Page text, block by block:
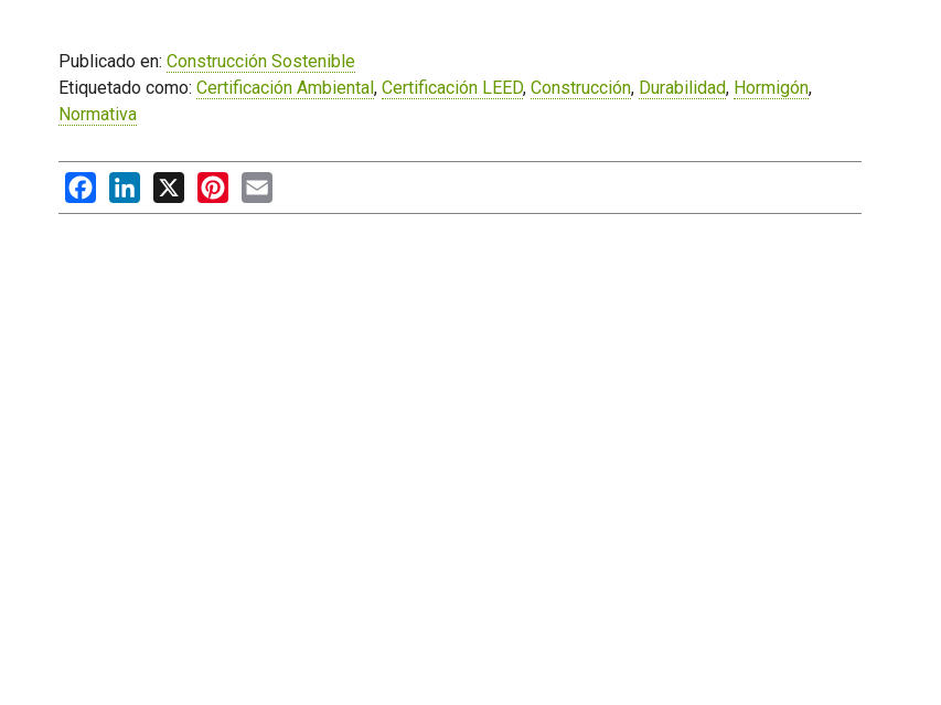
Publicado en: Construcción Sostenible
Etiquetado como: Certificación Ambiental, Certificación LEED, Construcción, Durabilidad, Hormigón,
Normativa
FacebookLinkedIn
X PinterestEmail